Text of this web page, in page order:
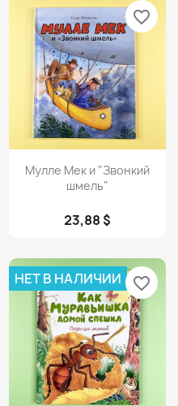
 Просмотр
Мулле Мек и "Звонкий
шмель"
23,88 $
favorite_border
НЕТ В НАЛИЧИИ favorite_border